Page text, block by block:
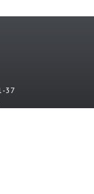
37